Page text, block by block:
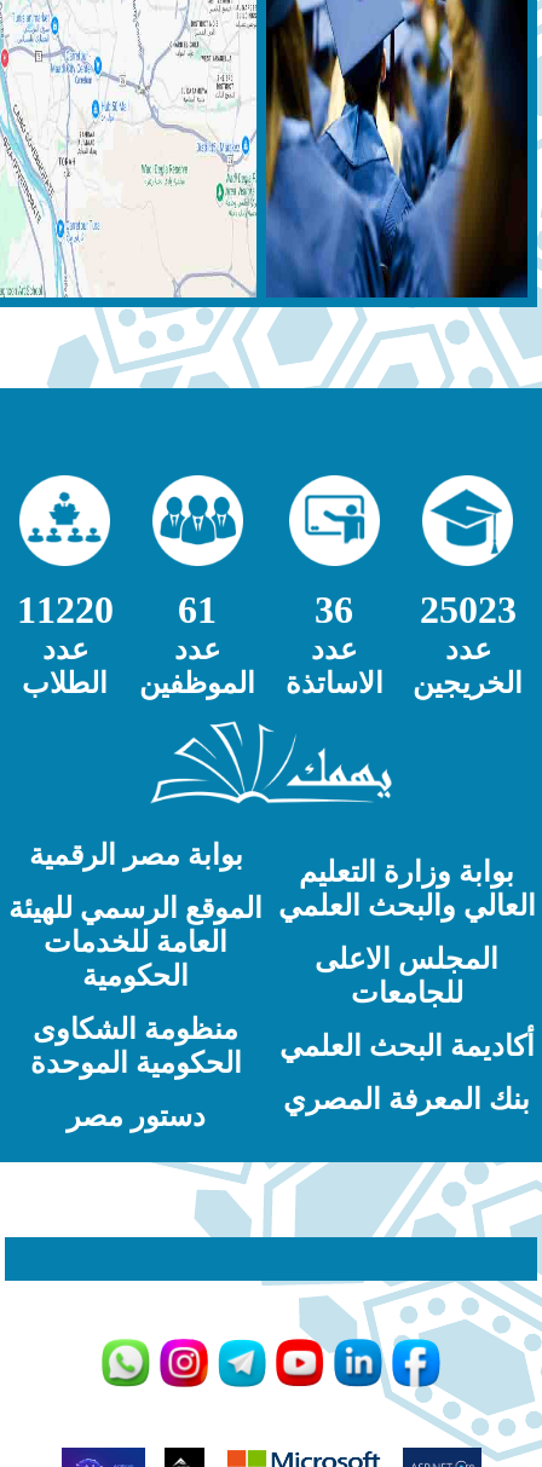
25023
36
61
11220
عدد
الخريجين
عدد
الاساتذة
عدد
الموظفين
عدد
الطلاب
بوابة وزارة التعليم
والبحث العلمي
المجلس الاعلى
للجامعات
البحث العلمي
المعرفة المصري
بوابة مصر الرقمية
الموقع الرسمي للهيئة
العامة للخدمات
الحكومية
منظومة الشكاوى
الحكومية الموحدة
دستور مصر